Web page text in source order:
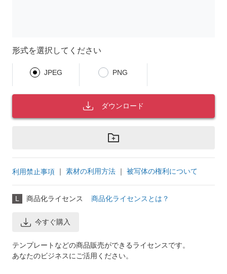
形式を選択してください
JPEG PNG
ダウンロード
利用禁止事項 ｜ 素材の利用方法 ｜ 被写体の権利について
L 商品化ライセンス 商品化ライセンスとは？
今すぐ購入
テンプレートなどの商品販売ができるライセンスです。
あなたのビジネスにご活用ください。